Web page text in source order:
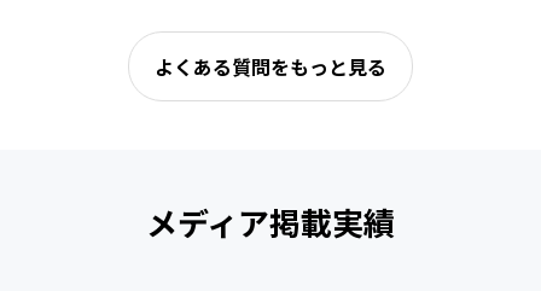
よくある質問をもっと見る
メディア掲載実績